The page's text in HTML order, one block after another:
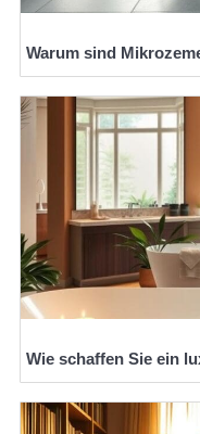
Warum sind
Wie schaffen Sie ein